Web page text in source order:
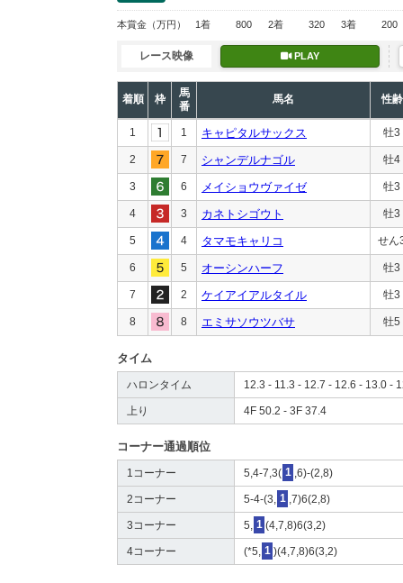
本賞金 （万円） 1着 800 2着 320 3着 200
レース映像 PLAY
着順 枠
馬
番
馬名 性齢
1 1 キャピタルサックス 牡3
2 7 シャンデルナゴル 牡4
3 6 メイショウヴァイゼ 牡3
4 3 カネトシゴウト 牡3
5 4 タマモキャリコ せん
6 5 オーシンハーフ 牡3
7 2 ケイアイアルタイル 牡3
8 8 エミサソウツバサ 牡5
タイム
ハロンタイム 12.3 - 11.3 - 12.7 - 12.6 - 13.0 -
上り 4F 50.2 - 3F 37.4
コーナー通過順位
1コーナー 5,4-7,3( 1 ,6)-(2,8)
2コーナー 5-4-(3, 1 ,7)6(2,8)
3コーナー 5, 1 (4,7,8)6(3,2)
4コーナー (*5, 1 )(4,7,8)6(3,2)